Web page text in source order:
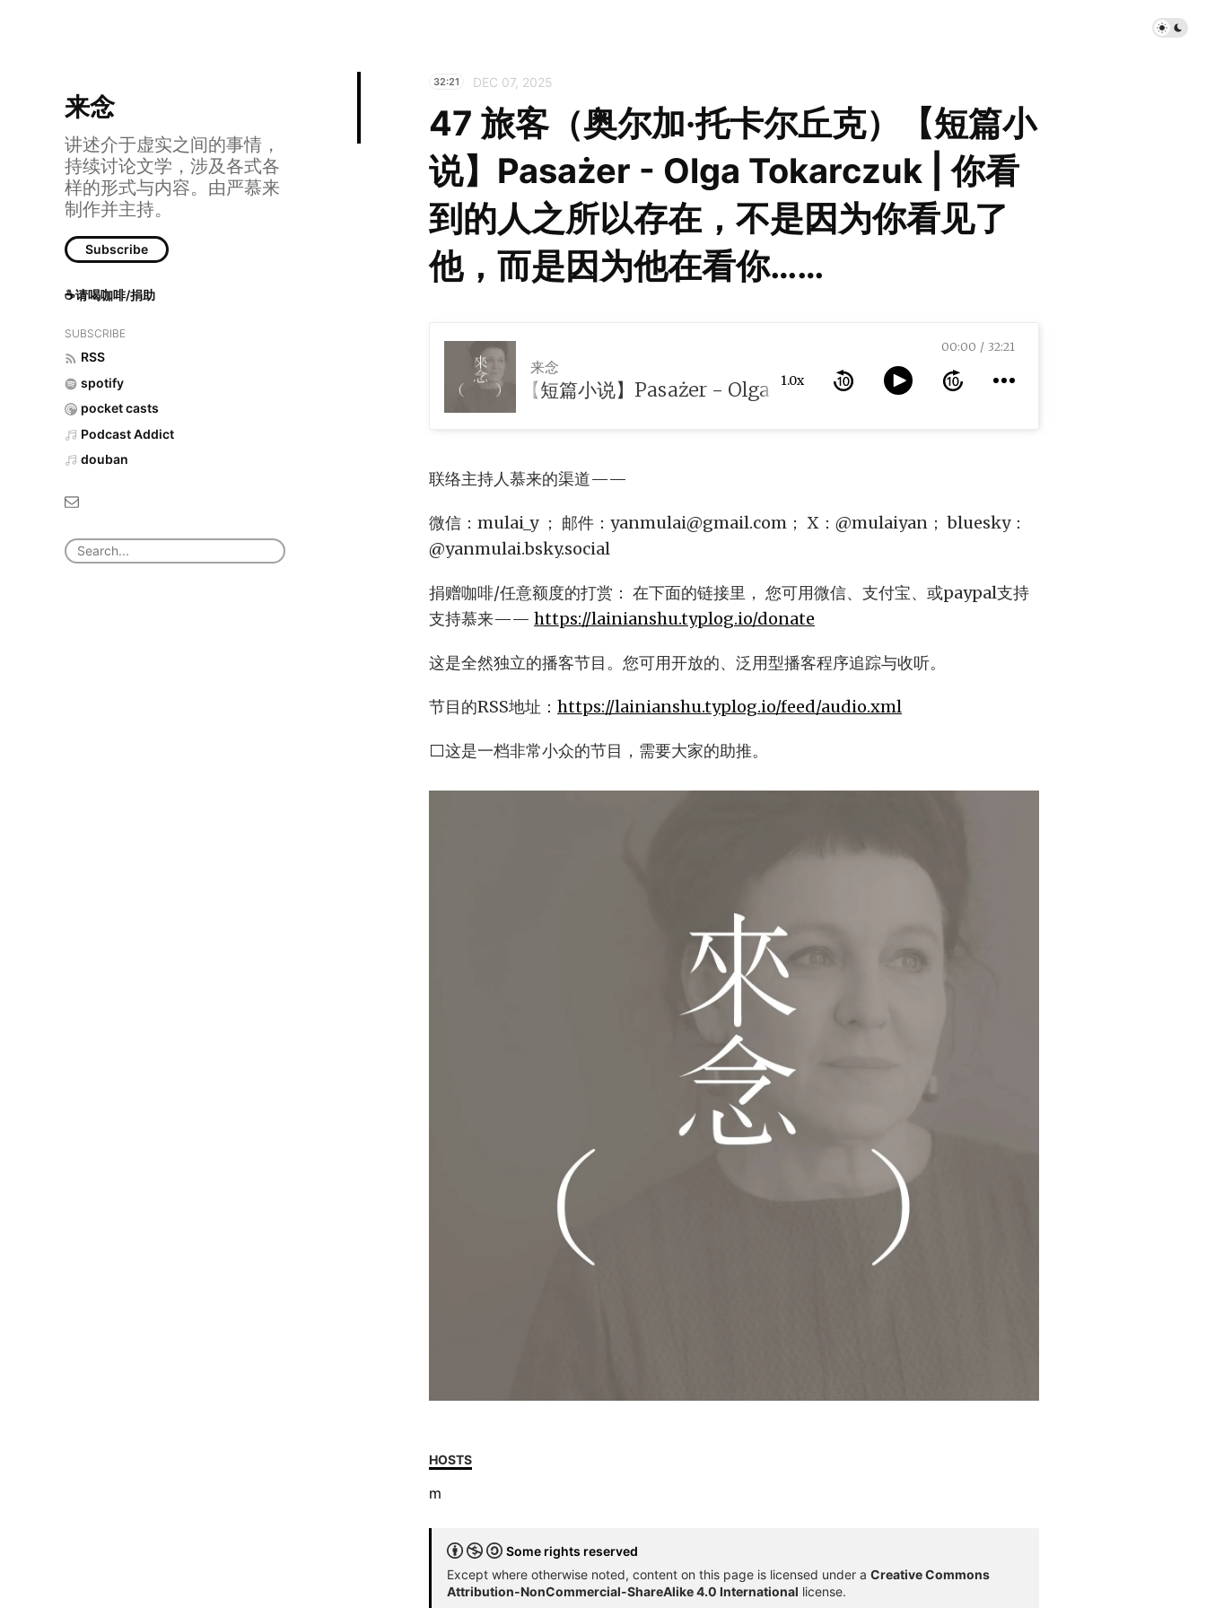
来念
讲述介于虚实之间的事情，
持续讨论文学，涉及各式各
样的形式与内容。由严慕来
制作并主持。
Subscribe
☕请喝咖啡/捐助
SUBSCRIBE
RSS
spotify
pocket casts
Podcast Addict
douban
32:21 DEC 07, 2025
47 旅客（奥尔加·托卡尔丘克）【短篇小
说】Pasażer - Olga Tokarczuk | 你看
到的人之所以存在，不是因为你看见了
他，而是因为他在看你……
来念
47 旅客（奥尔加·托卡尔丘克）【短篇小说】Pasażer - Olga Tokarczuk | 你看到的人之所以存在，不是因为你看
1.0x
00:00 32:21
联络主持人慕来的渠道——
微信：mulai_y ； 邮件： yanmulai@gmail.com ； X：@mulaiyan； bluesky：
@yanmulai.bsky.social
捐赠咖啡/任意额度的打赏： 在下面的链接里， 您可用微信、支付宝、或paypal支持
支持慕来—— https://lainianshu.typlog.io/donate
这是全然独立的播客节目。您可用开放的、泛用型播客程序追踪与收听。
节目的RSS地址： https://lainianshu.typlog.io/feed/audio.xml
⬜这是一档非常小众的节目，需要大家的助推。
HOSTS
m
Some rights reserved
Except where otherwise noted, content on this page is licensed under a Creative Commons
Attribution-NonCommercial-ShareAlike 4.0 International license.